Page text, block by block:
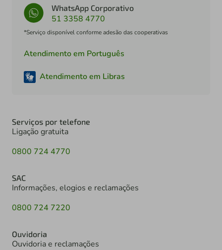
WhatsApp Corporativo
51 3358 4770
*Serviço disponível conforme adesão das cooperativas
Atendimento em Português
Atendimento em Libras
Serviços por telefone
Ligação gratuita
0800 724 4770
SAC
Informações, elogios e reclamações
0800 724 7220
Ouvidoria
Ouvidoria e reclamações